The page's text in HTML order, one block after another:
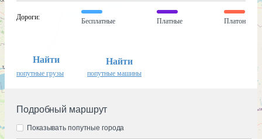
Дороги:
Бесплатные Платные Платон
Найти
попутные грузы
Найти
попутные машины
Подробный маршрут
Показывать попутные города